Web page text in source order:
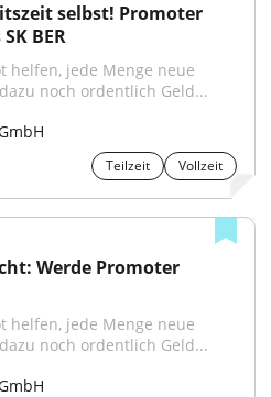
selbst! Promoter
BER
helfen, jede Menge neue
noch ordentlich Geld...
Teilzeit Vollzeit
Werde Promoter
helfen, jede Menge neue
noch ordentlich Geld...